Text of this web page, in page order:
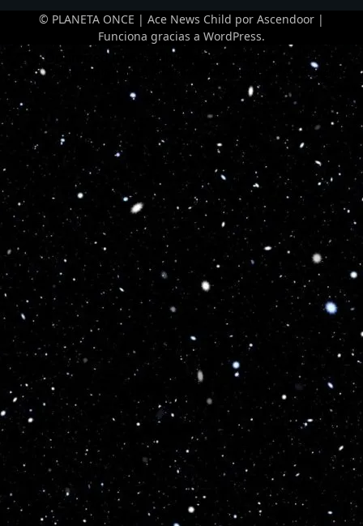
© PLANETA ONCE | Ace News Child por Ascendoor |
Funciona gracias a WordPress.
Optimized by Seraphinite Accelerator
Turns on site high speed to be attractive for people and search engines.